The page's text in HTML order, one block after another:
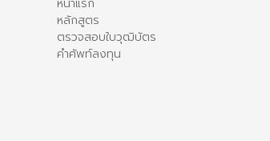
หน้าแรก
หลักสูตร
ตรวจสอบใบวุฒิบัตร
คำศัพท์ลงทุน